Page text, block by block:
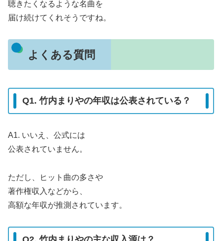
聴きたくなるような名曲を
届け続けてくれそうですね。
よくある質問
Q1. 竹内まりやの年収は公表されている？
A1. いいえ、公式には
公表されていません。
ただし、ヒット曲の多さや
著作権収入などから、
高額な年収が推測されています。